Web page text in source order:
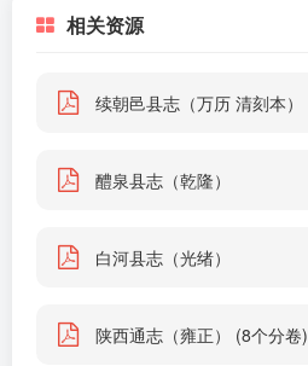
相关资源
续朝邑县志（万历 清刻本）
醴泉县志（乾隆）
白河县志（光绪）
陕西通志（雍正） (8个分卷)